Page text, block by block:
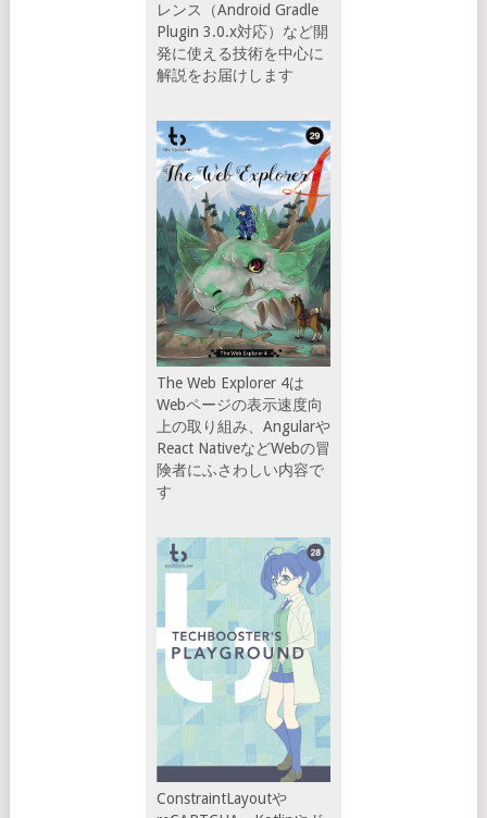
レンス（Android Gradle
Plugin 3.0.x対応）など開
発に使える技術を中心に
解説をお届けします
The Web Explorer 4は
Webページの表示速度向
上の取り組み、Angularや
React NativeなどWebの冒
険者にふさわしい内容で
す
ConstraintLayoutや